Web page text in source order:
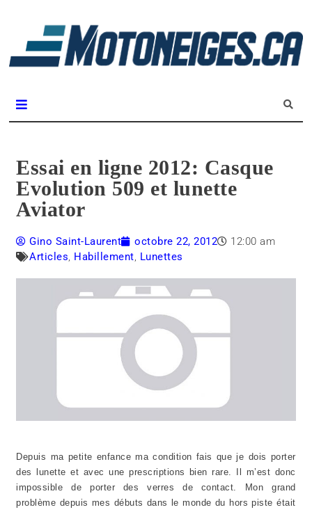
Essai en ligne 2012: Casque
Evolution 509 et lunette
Aviator
Gino Saint-Laurent octobre 22, 2012
12:00 am
Articles, Habillement, Lunettes
Depuis ma petite enfance ma condition fais que je dois porter
des lunette et avec une prescriptions bien rare. Il m’est donc
impossible de porter des verres de contact. Mon grand
problème depuis mes débuts dans le monde du hors piste était